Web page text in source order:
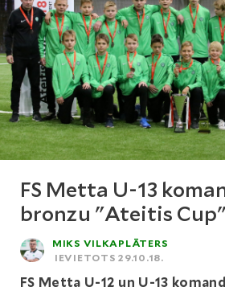
FS Metta U-13
bronzu "Ateitis
MIKS VILKAPLĀTERS
IEVIETOTS 29.10.18.
FS Metta U-12 un U-13